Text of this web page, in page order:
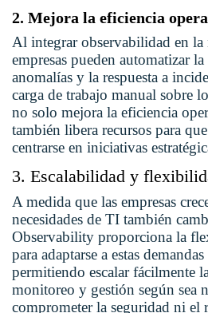
2. Mejora la eficiencia
Al integrar observabilidad en
empresas pueden automatizar
anomalías y la respuesta a
carga de trabajo manual sobre
no solo mejora la eficiencia
también libera recursos para
centrarse en iniciativas
3. Escalabilidad y
A medida que las empresas
necesidades de TI también
Observability proporciona la
para adaptarse a estas
permitiendo escalar fácilmente
monitoreo y gestión según sea
comprometer la seguridad ni el